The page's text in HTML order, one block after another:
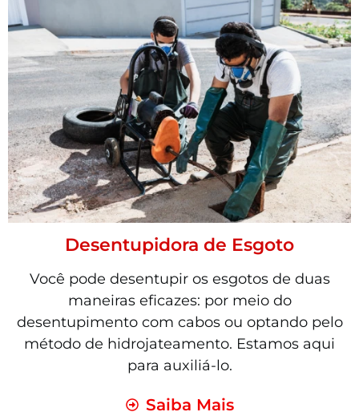
Desentupidora de Esgoto
Você pode desentupir os esgotos de duas
maneiras eficazes: por meio do
desentupimento com cabos ou optando pelo
método de hidrojateamento. Estamos aqui
para auxiliá-lo.
Saiba Mais